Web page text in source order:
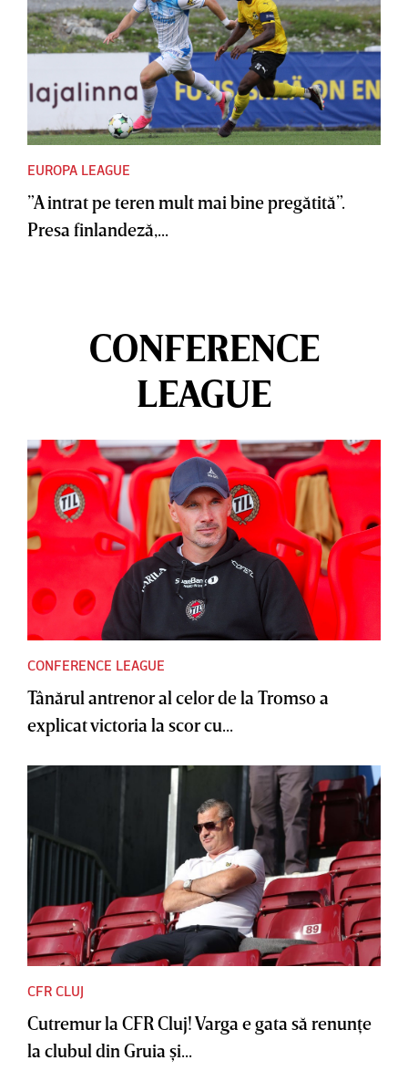
EUROPA LEAGUE
”A intrat pe teren mult mai bine pregătită”.
Presa finlandeză,...
CONFERENCE
LEAGUE
CONFERENCE LEAGUE
Tânărul antrenor al celor de la Tromso a
explicat victoria la scor cu...
CFR CLUJ
Cutremur la CFR Cluj! Varga e gata să renunţe
la clubul din Gruia şi...